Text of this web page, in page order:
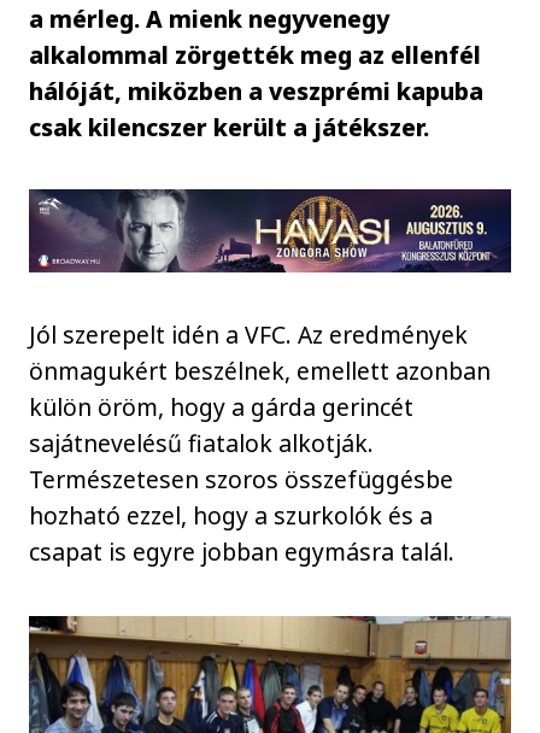
a mérleg. A mienk negyvenegy
alkalommal zörgették meg az ellenfél
hálóját, miközben a veszprémi kapuba
csak kilencszer került a játékszer.
Jól szerepelt idén a VFC. Az eredmények
önmagukért beszélnek, emellett azonban
külön öröm, hogy a gárda gerincét
sajátnevelésű fiatalok alkotják.
Természetesen szoros összefüggésbe
hozható ezzel, hogy a szurkolók és a
csapat is egyre jobban egymásra talál.